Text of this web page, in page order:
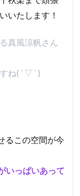
いたします！
真風涼帆さん
ね( ´ ▽ ` )
るこの空間が今
いっぱいあって